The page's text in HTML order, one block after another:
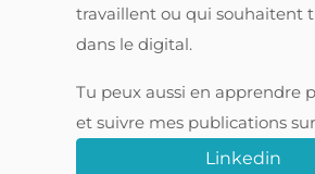
travaillent ou qui souhaitent
dans le digital.
Tu peux aussi en apprendre
et suivre mes publications
Linkedin